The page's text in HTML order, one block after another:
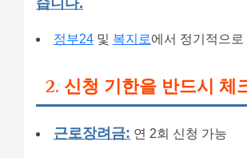
정부24 및 복지로에서 정기적으
2. 신청 기한을 반드시 체
근로장려금: 연 2회 신청 가능